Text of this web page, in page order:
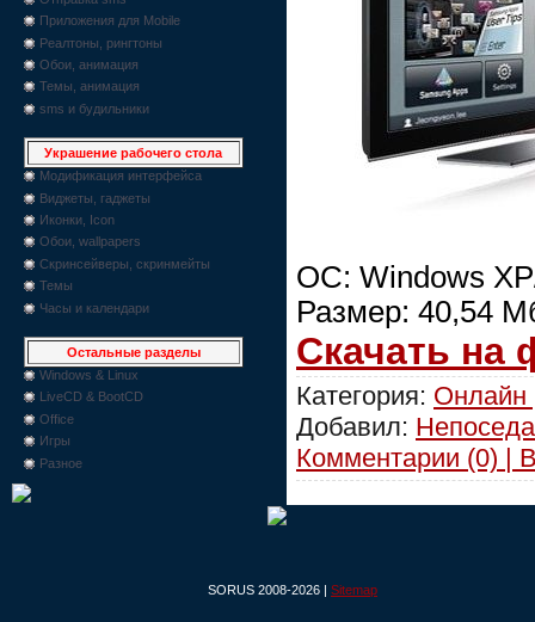
Приложения для Mobile
Реалтоны, рингтоны
Обои, анимация
Темы, анимация
sms и будильники
Украшение рабочего стола
Модификация интерфейса
Виджеты, гаджеты
Иконки, Icon
Обои, wallpapers
Скринсейверы, скринмейты
Темы
Часы и календари
Остальные разделы
Windows & Linux
LiveCD & BootCD
Office
Игры
Разное
ОС: Windows
Размер: 40,54
Скачать на
Категория: Онлайн
Добавил: Непоседа
Комментарии (0) |
SORUS 2008-2026 | Sitemap